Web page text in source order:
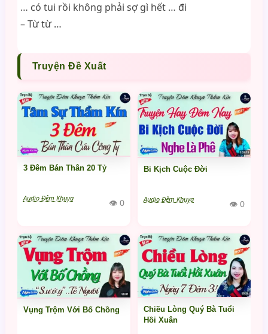
… có tui rồi không phải sợ gì hết … đi
– Từ từ …
Truyện Đề Xuất
3 Đêm Bán Thân 20 Tỷ
Audio Đêm Khuya 👁 0
Bi Kịch Cuộc Đời
Audio Đêm Khuya 👁 0
Vụng Trộm Với Bố Chồng
Chiều Lòng Quý Bà Tuổi
Hồi Xuân